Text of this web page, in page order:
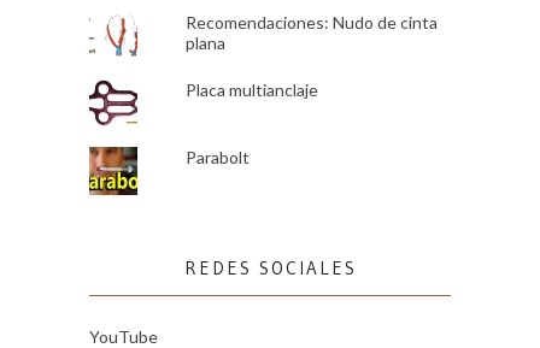
Recomendaciones: Nudo de cinta
plana
Placa multianclaje
Parabolt
REDES SOCIALES
YouTube